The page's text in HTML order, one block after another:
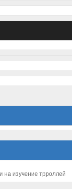
на изучение трроллей